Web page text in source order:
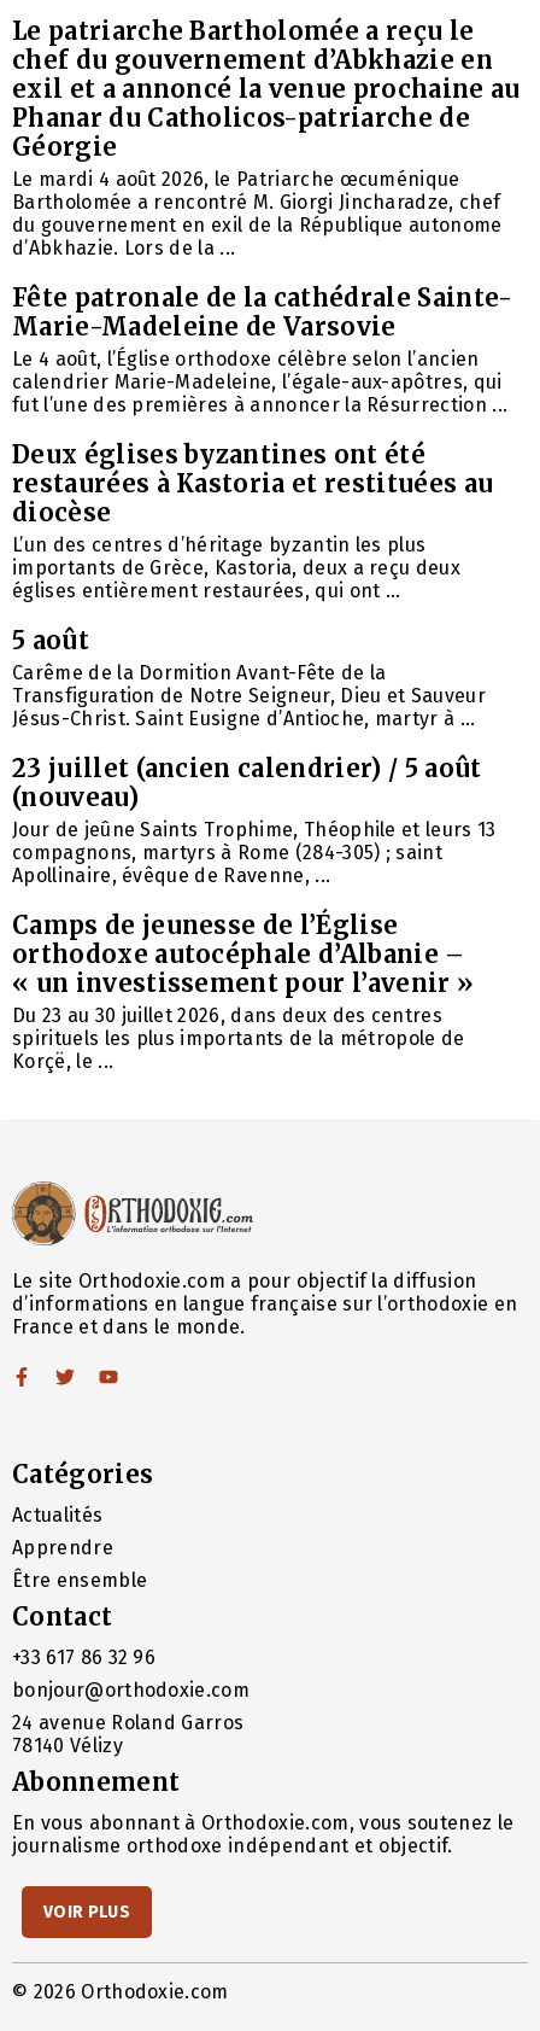
Le patriarche Bartholomée a reçu le
chef du gouvernement d’Abkhazie en
exil et a annoncé la venue prochaine au
Phanar du Catholicos-patriarche de
Géorgie
Le mardi 4 août 2026, le Patriarche œcuménique
Bartholomée a rencontré M. Giorgi Jincharadze, chef
du gouvernement en exil de la République autonome
d’Abkhazie. Lors de la ...
Fête patronale de la cathédrale Sainte-
Marie-Madeleine de Varsovie
Le 4 août, l’Église orthodoxe célèbre selon l’ancien
calendrier Marie-Madeleine, l’égale-aux-apôtres, qui
fut l’une des premières à annoncer la Résurrection ...
Deux églises byzantines ont été
restaurées à Kastoria et restituées au
diocèse
L’un des centres d’héritage byzantin les plus
importants de Grèce, Kastoria, deux a reçu deux
églises entièrement restaurées, qui ont ...
5 août
Carême de la Dormition Avant-Fête de la
Transfiguration de Notre Seigneur, Dieu et Sauveur
Jésus-Christ. Saint Eusigne d’Antioche, martyr à ...
23 juillet (ancien calendrier) / 5 août
(nouveau)
Jour de jeûne Saints Trophime, Théophile et leurs 13
compagnons, martyrs à Rome (284-305) ; saint
Apollinaire, évêque de Ravenne, ...
Camps de jeunesse de l’Église
orthodoxe autocéphale d’Albanie –
« un investissement pour l’avenir »
Du 23 au 30 juillet 2026, dans deux des centres
spirituels les plus importants de la métropole de
Korçë, le ...
Le site Orthodoxie.com a pour objectif la diffusion
d’informations en langue française sur l’orthodoxie en
France et dans le monde.
Catégories
Actualités
Apprendre
Être ensemble
Contact
+33 617 86 32 96
bonjour@orthodoxie.com
24 avenue Roland Garros
78140 Vélizy
Abonnement
En vous abonnant à Orthodoxie.com, vous soutenez le
journalisme orthodoxe indépendant et objectif.
VOIR PLUS
© 2026 Orthodoxie.com